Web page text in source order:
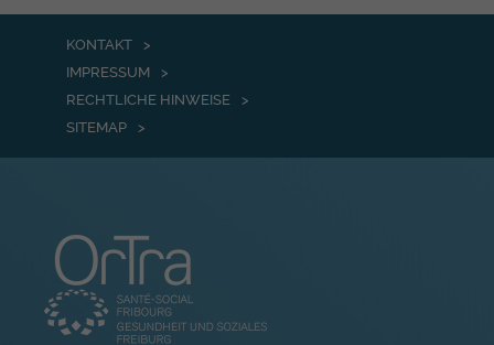
KONTAKT
IMPRESSUM
RECHTLICHE HINWEISE
SITEMAP